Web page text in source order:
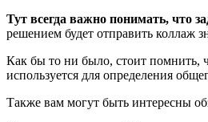
Тут всегда важно понимать, что
решением будет отправить коллаж
Как бы то ни было, стоит помнить,
используется для определения
Также вам могут быть интересны